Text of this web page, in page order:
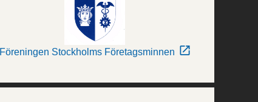
Föreningen Stockholms Företagsminnen